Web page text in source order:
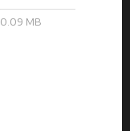
0.09 MB